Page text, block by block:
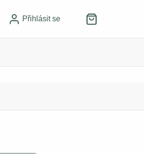
Přihlásit se